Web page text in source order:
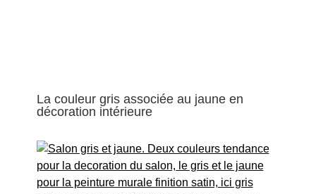
La couleur gris associée au jaune en
décoration intérieure